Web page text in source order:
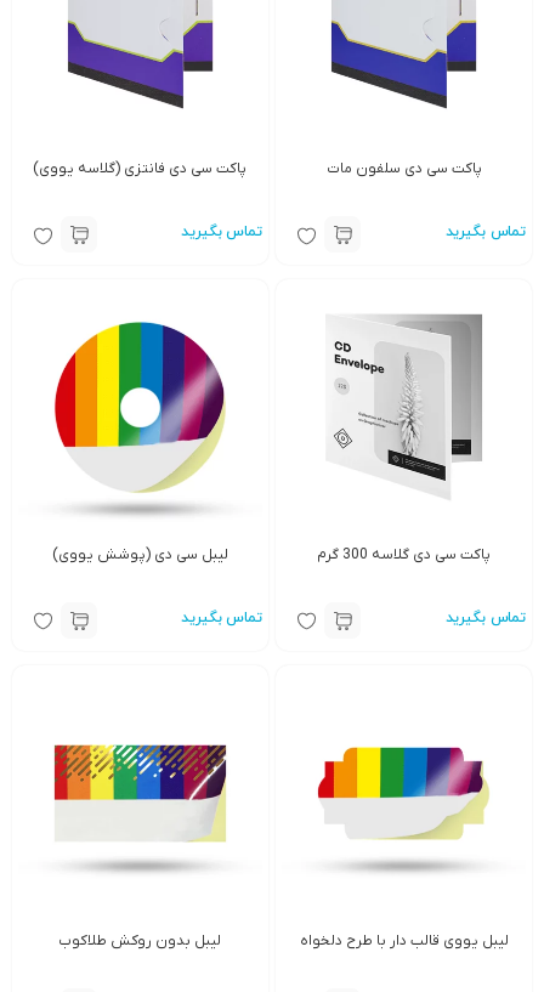
پاکت سی دی سلفون مات
تماس بگیرید
پاکت سی دی فانتزی (گلاسه یووی)
تماس بگیرید
پاکت سی دی گلاسه 300 گرم
تماس بگیرید
لیبل سی دی (پوشش یووی)
تماس بگیرید
لیبل یووی قالب دار با طرح دلخواه لیبل بدون روکش طلاکوب